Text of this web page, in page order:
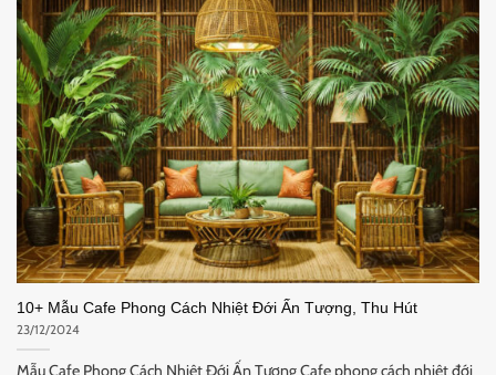
10+ Mẫu Cafe Phong Cách Nhiệt Đới Ấn Tượng, Thu Hút
23/12/2024
Mẫu Cafe Phong Cách Nhiệt Đới Ấn Tượng Cafe phong cách nhiệt đới